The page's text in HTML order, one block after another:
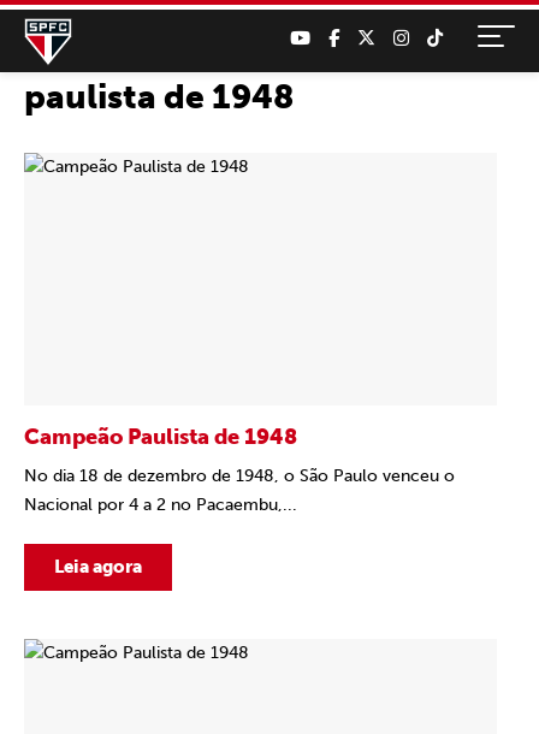
paulista de 1948
Campeão Paulista de 1948
No dia 18 de dezembro de 1948, o São Paulo venceu o
Nacional por 4 a 2 no Pacaembu,...
Leia agora